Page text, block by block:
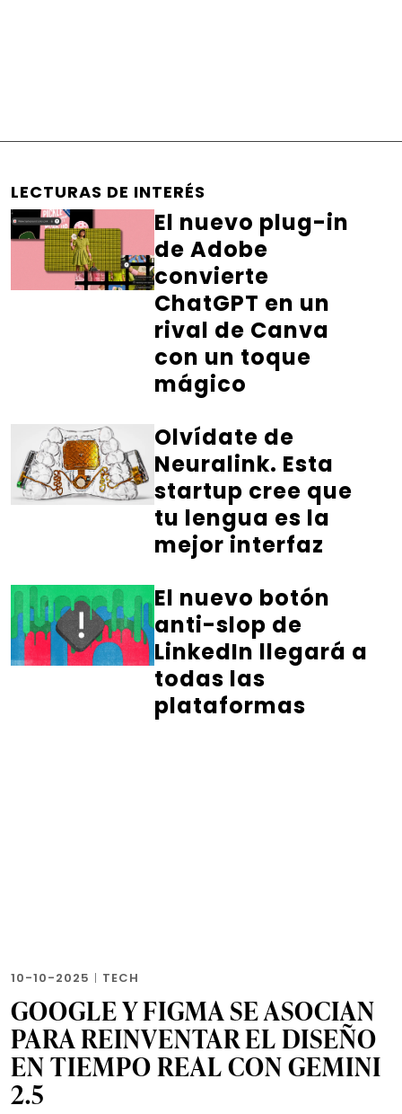
LECTURAS DE INTERÉS
El nuevo plug-in
de Adobe
convierte
ChatGPT en un
rival de Canva
con un toque
mágico
Olvídate de
Neuralink. Esta
startup cree que
tu lengua es la
mejor interfaz
El nuevo botón
anti-slop de
LinkedIn llegará a
todas las
plataformas
10-10-2025 | TECH
GOOGLE Y FIGMA SE ASOCIAN
PARA REINVENTAR EL DISEÑO
EN TIEMPO REAL CON GEMINI
2.5